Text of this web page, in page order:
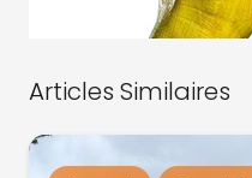
Articles Similaires